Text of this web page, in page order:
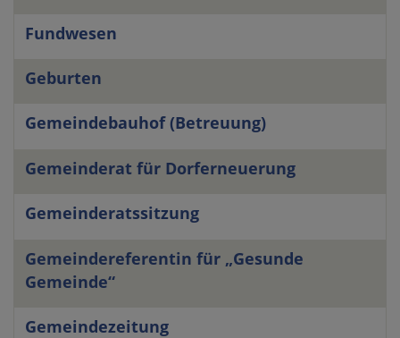
Fundwesen
Geburten
Gemeindebauhof (Betreuung)
Gemeinderat für Dorferneuerung
Gemeinderatssitzung
Gemeindereferentin für „Gesunde
Gemeinde“
Gemeindezeitung